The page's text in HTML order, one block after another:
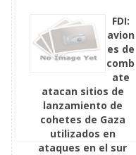
FDI:
avion
es de
comb
ate
atacan sitios de
lanzamiento de
cohetes de Gaza
utilizados en
ataques en el sur